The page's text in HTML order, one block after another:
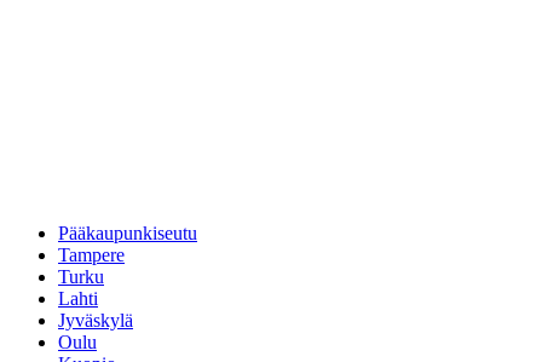
Pääkaupunkiseutu
Tampere
Turku
Lahti
Jyväskylä
Oulu